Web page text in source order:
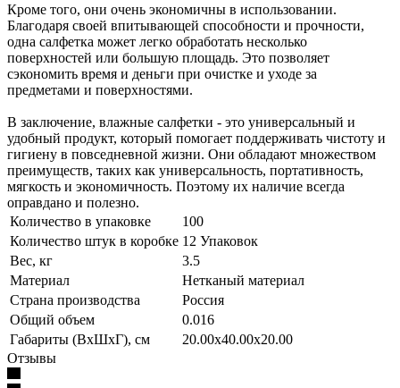
Кроме того, они очень экономичны в использовании.
Благодаря своей впитывающей способности и прочности,
одна салфетка может легко обработать несколько
поверхностей или большую площадь. Это позволяет
сэкономить время и деньги при очистке и уходе за
предметами и поверхностями.
В заключение, влажные салфетки - это универсальный и
удобный продукт, который помогает поддерживать чистоту и
гигиену в повседневной жизни. Они обладают множеством
преимуществ, таких как универсальность, портативность,
мягкость и экономичность. Поэтому их наличие всегда
оправдано и полезно.
Количество в упаковке
100
Количество штук в коробке 12 Упаковок
Вес, кг
3.5
Материал
Нетканый материал
Страна производства
Россия
Общий объем
0.016
Габариты (ВхШхГ), см
20.00x40.00x20.00
Отзывы